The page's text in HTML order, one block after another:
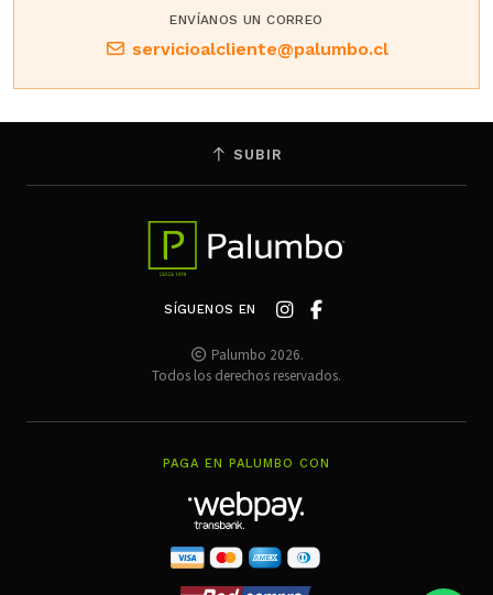
ENVÍANOS UN CORREO
servicioalcliente@palumbo.cl
SUBIR
SÍGUENOS EN
Palumbo 2026.
Todos los derechos reservados.
PAGA EN PALUMBO CON